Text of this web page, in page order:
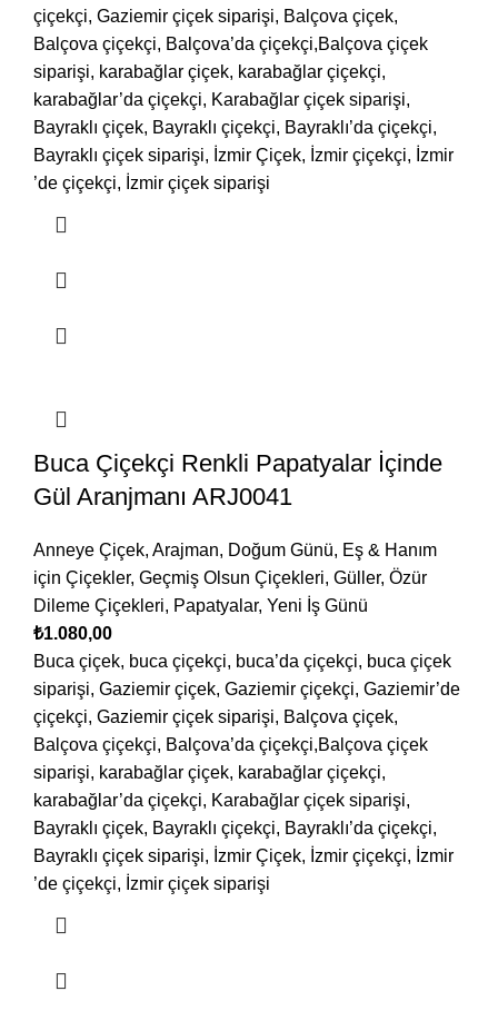
çiçekçi, Gaziemir çiçek siparişi, Balçova çiçek,
Balçova çiçekçi, Balçova’da çiçekçi,Balçova çiçek
siparişi, karabağlar çiçek, karabağlar çiçekçi,
karabağlar’da çiçekçi, Karabağlar çiçek siparişi,
Bayraklı çiçek, Bayraklı çiçekçi, Bayraklı’da çiçekçi,
Bayraklı çiçek siparişi, İzmir Çiçek, İzmir çiçekçi, İzmir
’de çiçekçi, İzmir çiçek siparişi
Buca Çiçekçi Renkli Papatyalar İçinde
Gül Aranjmanı ARJ0041
Anneye Çiçek, Arajman, Doğum Günü, Eş & Hanım
için Çiçekler, Geçmiş Olsun Çiçekleri, Güller, Özür
Dileme Çiçekleri, Papatyalar, Yeni İş Günü
₺1.080,00
Buca çiçek, buca çiçekçi, buca’da çiçekçi, buca çiçek
siparişi, Gaziemir çiçek, Gaziemir çiçekçi, Gaziemir’de
çiçekçi, Gaziemir çiçek siparişi, Balçova çiçek,
Balçova çiçekçi, Balçova’da çiçekçi,Balçova çiçek
siparişi, karabağlar çiçek, karabağlar çiçekçi,
karabağlar’da çiçekçi, Karabağlar çiçek siparişi,
Bayraklı çiçek, Bayraklı çiçekçi, Bayraklı’da çiçekçi,
Bayraklı çiçek siparişi, İzmir Çiçek, İzmir çiçekçi, İzmir
’de çiçekçi, İzmir çiçek siparişi